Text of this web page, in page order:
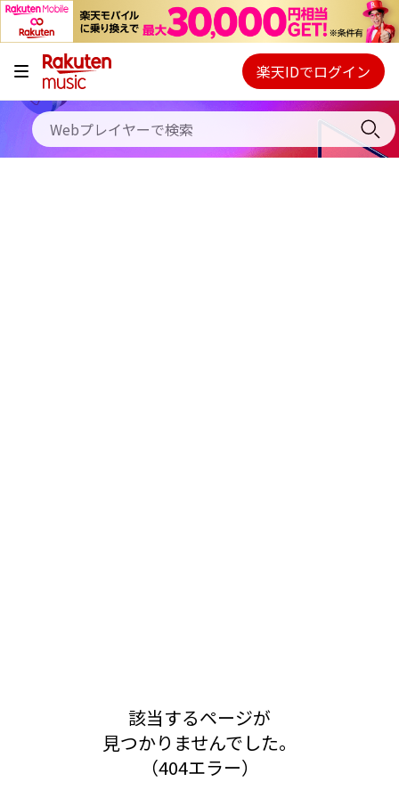
キャンペーン
料金プラン
使い方
Webプレイヤー
ご契約内容の確認・変更
楽天IDでログイン
該当するページが
見つかりませんでした。
（404エラー）